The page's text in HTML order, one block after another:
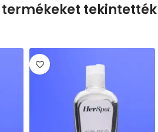
termékeket tekintették